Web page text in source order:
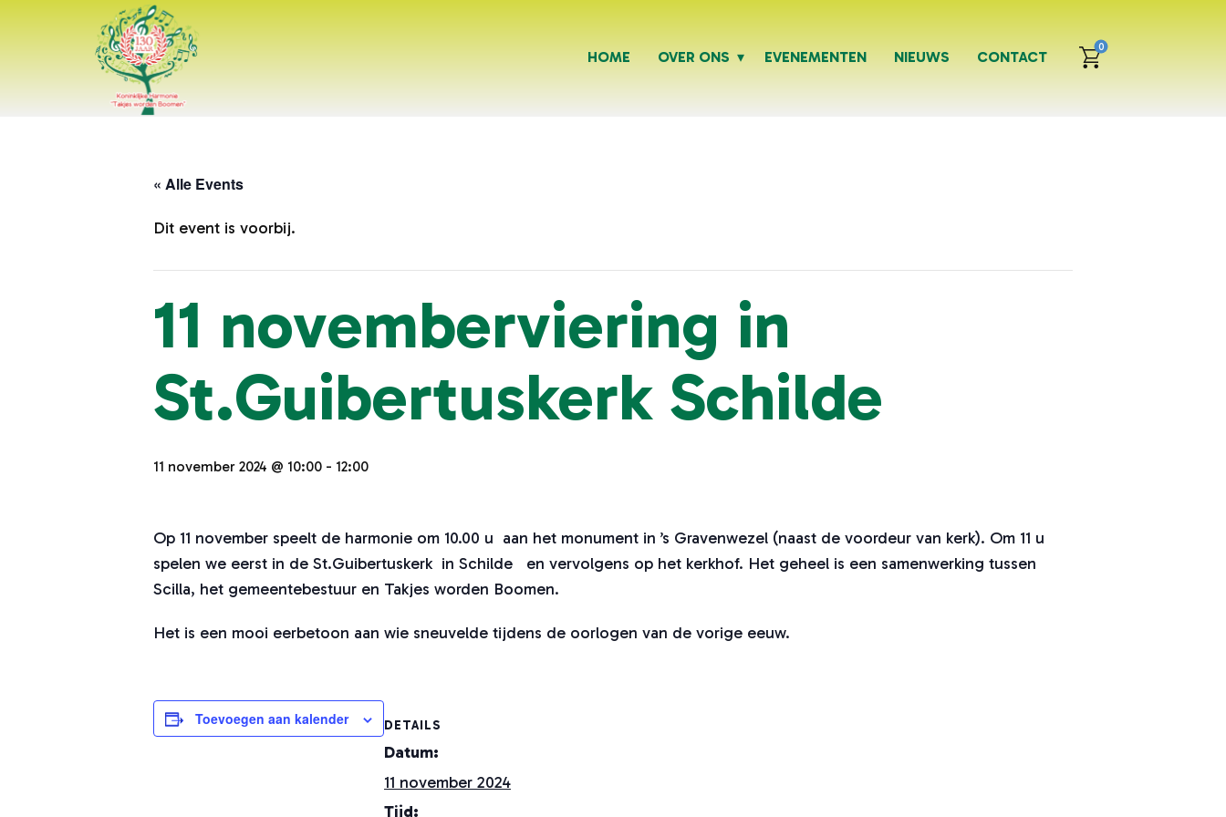
HOME OVER ONS EVENEMENTEN NIEUWS CONTACT
0
« Alle Events
Dit event is voorbij.
11 novemberviering in
St.Guibertuskerk Schilde
11 november 2024 @ 10:00 - 12:00
Op 11 november speelt de harmonie om 10.00 u aan het monument in ’s Gravenwezel (naast de voordeur van kerk). Om 11 u
spelen we eerst in de St.Guibertuskerk in Schilde en vervolgens op het kerkhof. Het geheel is een samenwerking tussen
Scilla, het gemeentebestuur en Takjes worden Boomen.
Het is een mooi eerbetoon aan wie sneuvelde tijdens de oorlogen van de vorige eeuw.
Toevoegen aan kalender DETAILS
Datum:
11 november 2024
Tijd: